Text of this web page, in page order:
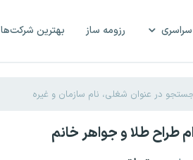
رزومه ساز بهترین شرکت‌ها
طراح طلا و جواهر خانم